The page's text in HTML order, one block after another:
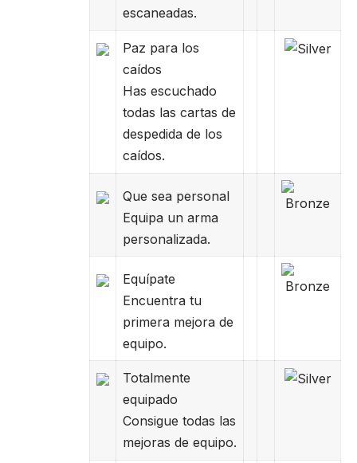
escaneadas.
Paz para los
caídos
Has escuchado
todas las cartas de
despedida de los
caídos.
Que sea personal
Equipa un arma
personalizada.
Equípate
Encuentra tu
primera mejora de
equipo.
Totalmente
equipado
Consigue todas las
mejoras de equipo.